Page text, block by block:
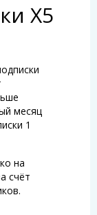
Х5
месяц
1
на
счёт